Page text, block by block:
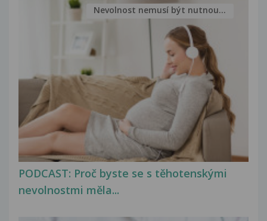
PODCAST: Proč byste se s těhotenskými
nevolnostmi měla...
Nevolnost nemusí být nutnou...